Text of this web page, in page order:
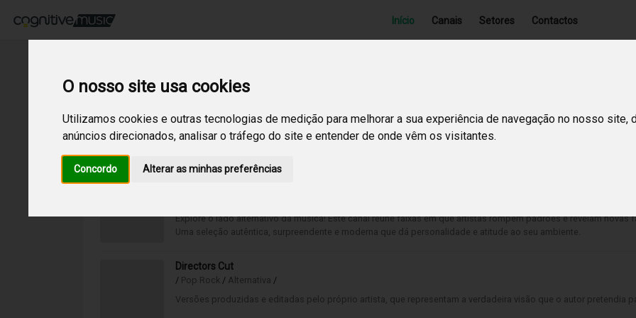
O nosso site usa cookies
Utilizamos cookies e outras tecnologias de medição para melhorar a sua experiência de navegação no nosso site,
anúncios direcionados, analisar o tráfego do site e entender de onde vêm os visitantes.
Concordo Alterar as minhas preferências
Início Canais Setores Contactos
pop rock
Explore o lado alternativo da música! Este canal reúne faixas em que artistas rompem padrões e revelam novas
Uma seleção autêntica, surpreendente e moderna que dá personalidade e atitude ao seu ambiente.
Directors Cut
/ Pop Rock / Alternativa /
Versões produzidas e editadas pelo próprio artista, que representam a verdadeira visão que o autor pretendia